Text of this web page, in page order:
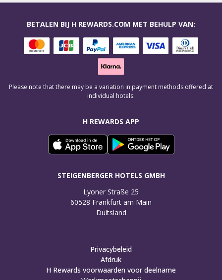
H REWARDS APP
STEIGENBERGER HOTELS GMBH
Lyoner Straße 25
60528 Frankfurt am Main
Duitsland
BETALEN BIJ H REWARDS.COM MET BEHULP VAN:
Please note that there may be a variation in payment methods offered at
individual hotels.
Privacybeleid
Afdruk
H Rewards voorwaarden voor deelname